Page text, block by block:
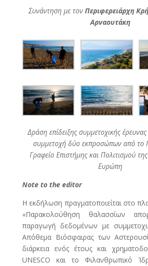
Συνάντηση με τον Περιφερειάρχη
Αρναουτάκη
Δράση επίδειξης συμμετοχικής
συμμετοχή δύο εκπροσώπων από το
Γραφείο Επιστήμης και Πολιτισμού
Ευρώπη
Note to the editor
Η εκδήλωση πραγματοποιείται στο
«Παρακολούθηση θαλασσίων
παραγωγή δεδομένων με
Απόθεμα Βιόσφαιρας των
διάρκεια ενός έτους και
UNESCO και το Φιλανθρωπικό